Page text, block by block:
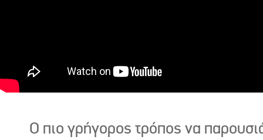
Ο πιο γρήγορος τρόπος να